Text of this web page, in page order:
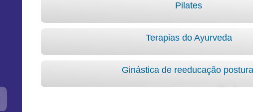
Pilates
Terapias do Ayurveda
Ginástica de reeducação